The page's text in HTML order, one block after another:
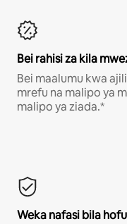
Bei rahisi za kila
Bei maalumu kwa
mrefu na malipo ya
malipo ya ziada.*
Weka nafasi bila hofu